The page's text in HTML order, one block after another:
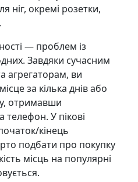
ніг, окремі розетки,
— проблем із
Завдяки сучасним
агрегаторам, ви
за кілька днів або
отримавши
телефон. У пікові
кінець
подбати про покупку
місць на популярні